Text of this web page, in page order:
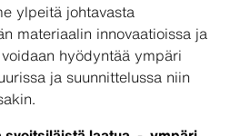
ylpeitä johtavasta
materiaalin innovaatioissa ja
hyödyntää ympäri
ja suunnittelussa niin